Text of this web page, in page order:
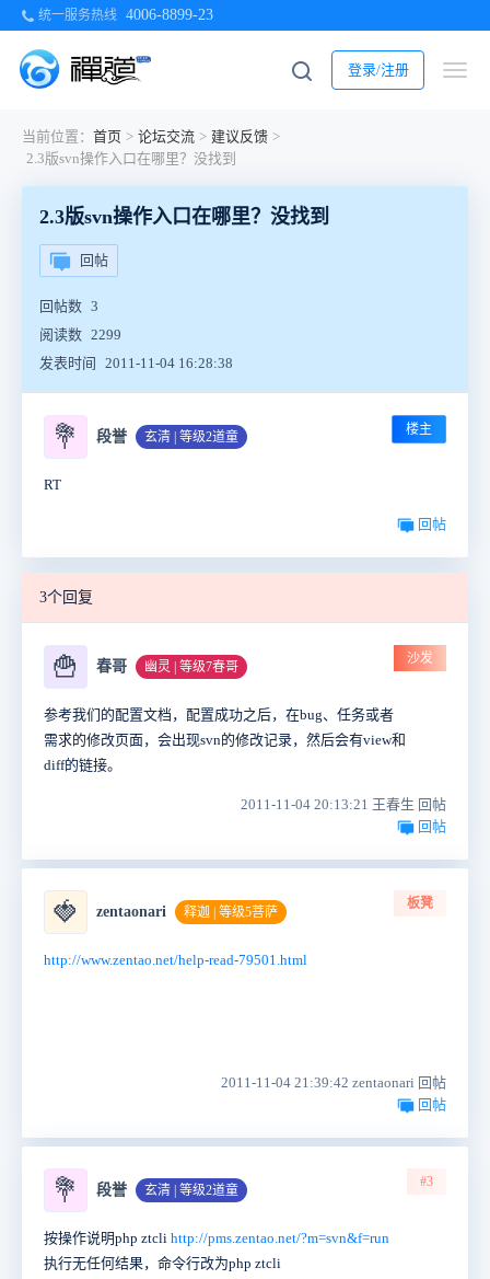
统一服务热线 4006-8899-23
登录/注册
当前位置： 首页 > 论坛交流 > 建议反馈 >
2.3版svn操作入口在哪里？没找到
2.3版svn操作入口在哪里？没找到
回帖
回帖数 3
阅读数 2299
发表时间
2011-11-04 16:28:38
💐 段誉 玄清 | 等级2道童 楼主
RT
回帖
3个回复
🍟 春哥 幽灵 | 等级7春哥
沙发
参考我们的配置文档，配置成功之后，在bug、任务或者
需求的修改页面，会出现svn的修改记录，然后会有view和
diff的链接。
2011-11-04 20:13:21 王春生 回帖
回帖
🍓 zentaonari 释迦 | 等级5菩萨
板凳
http://www.zentao.net/help-read-79501.html
2011-11-04 21:39:42 zentaonari 回帖
回帖
💐 段誉 玄清 | 等级2道童
#3
按操作说明php ztcli http://pms.zentao.net/?m=svn&f=run
执行无任何结果，命令行改为php ztcli